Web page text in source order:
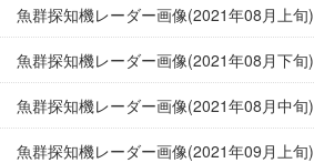
魚群探知機レーダー画像(2021年08月上旬)
魚群探知機レーダー画像(2021年08月下旬)
魚群探知機レーダー画像(2021年08月中旬)
魚群探知機レーダー画像(2021年09月上旬)